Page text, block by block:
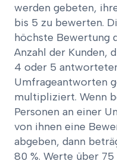
werden gebeten,
bis 5 zu bewerten.
höchste Bewertung
Anzahl der Kunden,
4 oder 5
Umfrageantworten
multipliziert. Wenn
Personen an einer
von ihnen eine
abgeben, dann
80 %. Werte über